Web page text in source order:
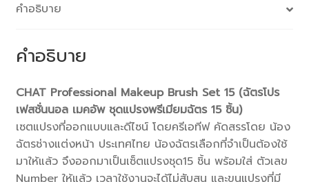
คำอธิบาย
คำอธิบาย
CHAT Professional Makeup Brush Set 15 (ฉัตรโปร
เฟสชั่นนอล เมคอัพ ชุดแปรงพรีเมียมฉัตร 15 ชิ้น)
เซตแปรงที่ออกแบบและดีไซน์ โดยครีเอทีฟ คัดสรรโดย น้อง
ฉัตรช่างแต่งหน้า ประเทศไทย น้องฉัตรเลือกที่จำเป็นต้องใช้
มาให้แล้ว จึงออกมาเป็นเซ็ตแปรงชุด15 ชิ้น พร้อมใส่ ตัวเลข
Number ให้แล้ว เวลาใช้งานจะได้ไม่สับสน และขนแปรงที่มี